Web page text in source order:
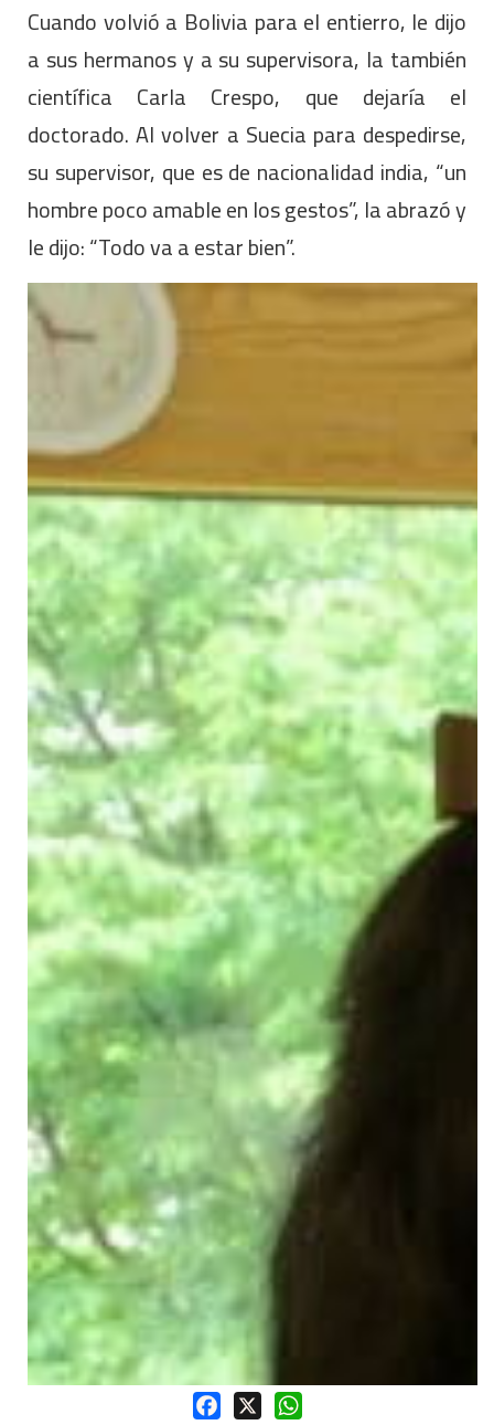
Facebook
Cuando volvió a Bolivia para el entierro, le dijo
a sus hermanos y a su supervisora, la también
científica Carla Crespo, que dejaría el
doctorado. Al volver a Suecia para despedirse,
su supervisor, que es de nacionalidad india, “un
hombre poco amable en los gestos”, la abrazó y
le dijo: “Todo va a estar bien”.